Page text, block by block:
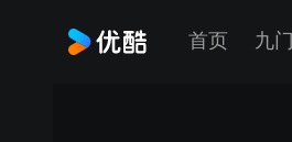
首页 九门